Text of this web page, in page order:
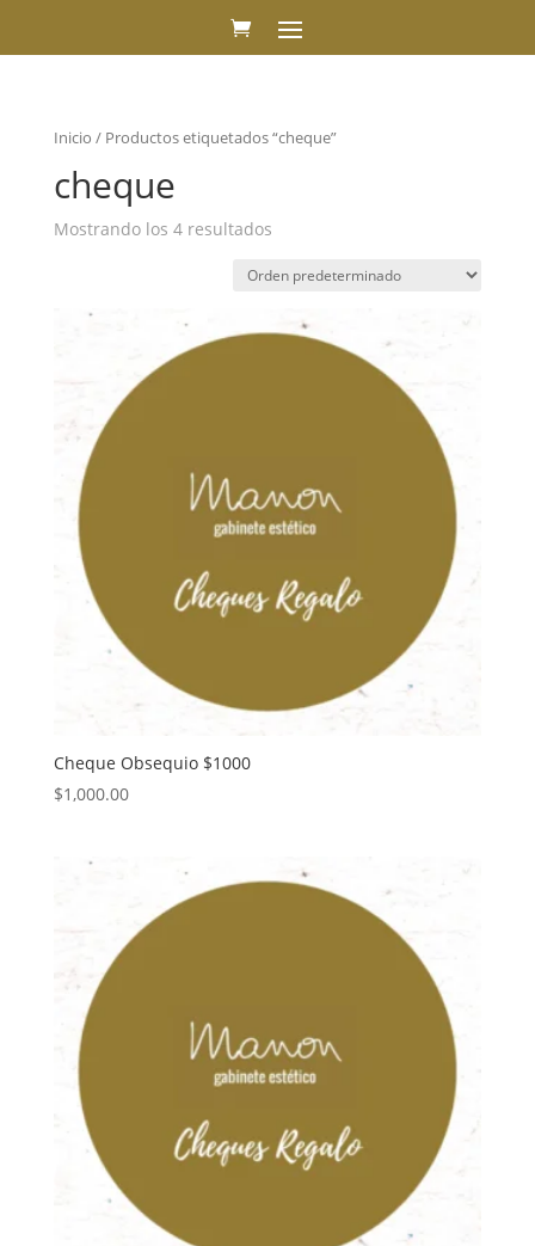
Inicio / Productos etiquetados “cheque”
cheque
Mostrando los 4 resultados
Cheque Obsequio $1000
$1,000.00